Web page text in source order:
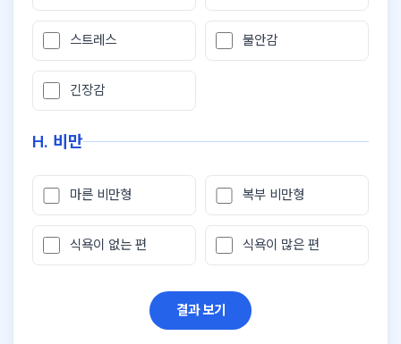
스트레스 불안감
긴장감
H. 비만
마른 비만형 복부 비만형
식욕이 없는 편 식욕이 많은 편
결과 보기